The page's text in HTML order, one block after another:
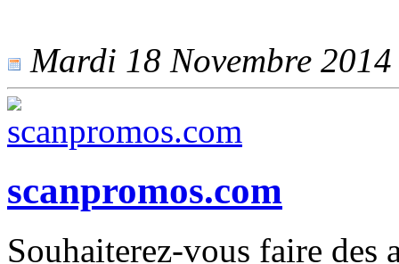
Mardi 18 Novembre
scanpromos.com
Souhaiterez-vous faire des